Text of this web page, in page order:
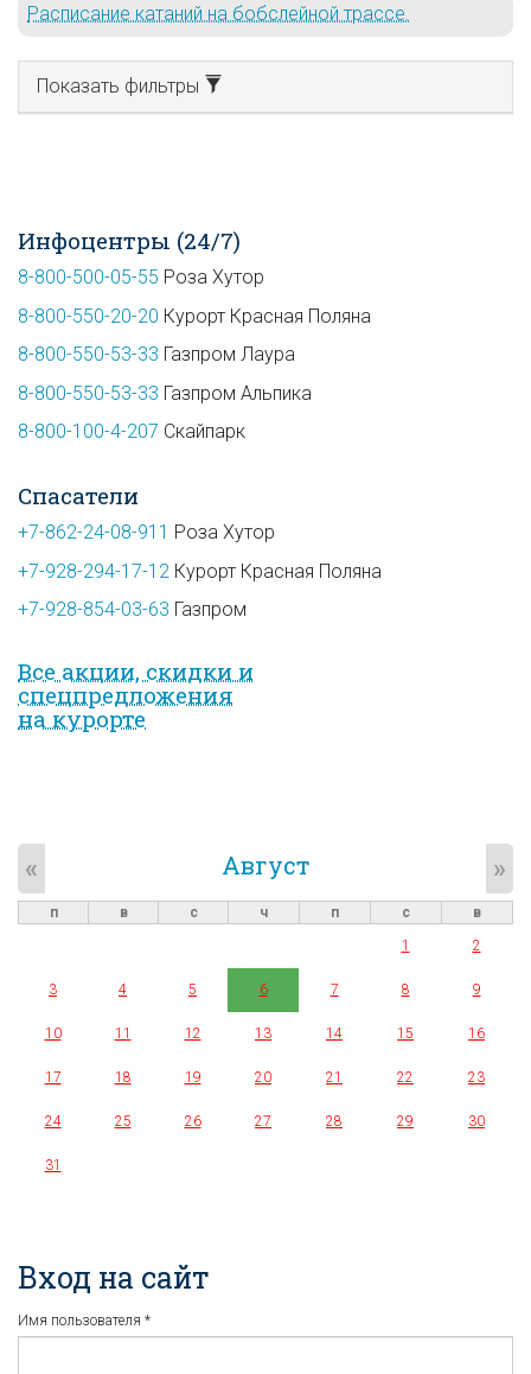
Расписание катаний на бобслейной трассе.
Показать фильтры
Инфоцентры (24/7)
8-800-500-05-55 Роза Хутор
8-800-550-20-20 Курорт Красная Поляна
8-800-550-53-33 Газпром Лаура
8-800-550-53-33 Газпром Альпика
8-800-100-4-207 Скайпарк
Спасатели
+7-862-24-08-911 Роза Хутор
+7-928-294-17-12 Курорт Красная Поляна
+7-928-854-03-63 Газпром
Все акции, скидки и
спец­предложе­ния
на курорте
Август
« »
п в с ч п с
в
1
2
3 4 5 6 7 8 9
10 11 12 13 14 15 16
17 18 19 20 21 22 23
24 25 26 27 28 29 30
31
Вход на сайт
Имя пользователя *